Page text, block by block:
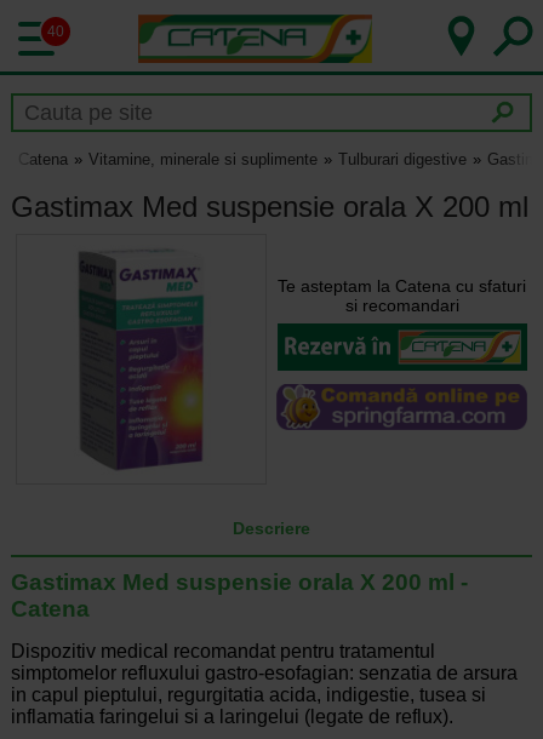
40
Catena Vitamine, minerale si suplimente Tulburari digestive
Gastimax Med suspensie orala X 200 ml
Te asteptam la Catena cu sfaturi
si recomandari
Descriere
Gastimax Med suspensie orala X 200 ml -
Catena
Dispozitiv medical recomandat pentru tratamentul
simptomelor refluxului gastro-esofagian: senzatia de arsura
in capul pieptului, regurgitatia acida, indigestie, tusea si
inflamatia faringelui si a laringelui (legate de reflux).